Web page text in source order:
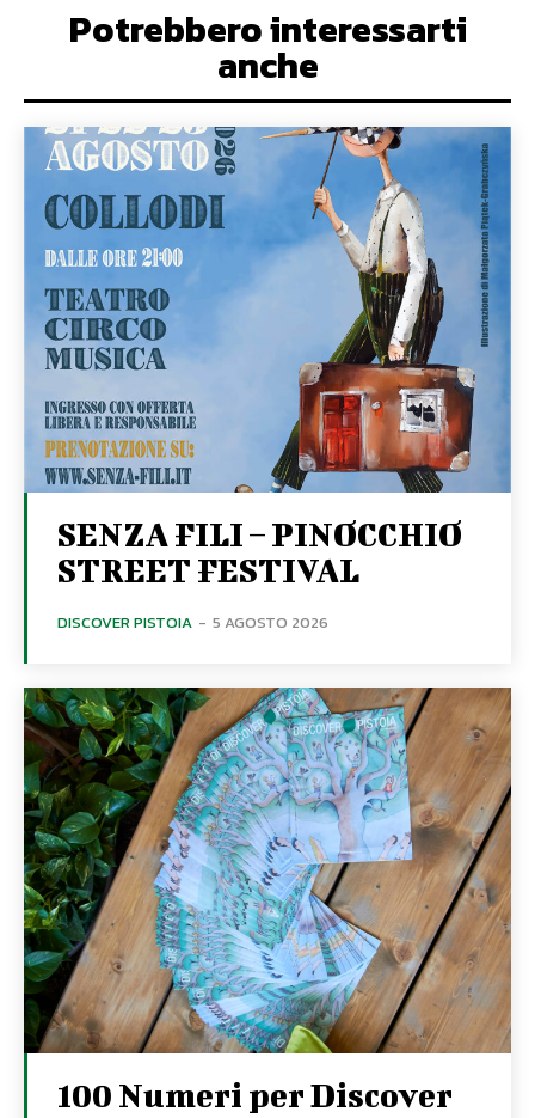
Potrebbero interessarti
anche
SENZA FILI – PINOCCHIO
STREET FESTIVAL
DISCOVER PISTOIA - 5 AGOSTO 2026
100 Numeri per Discover